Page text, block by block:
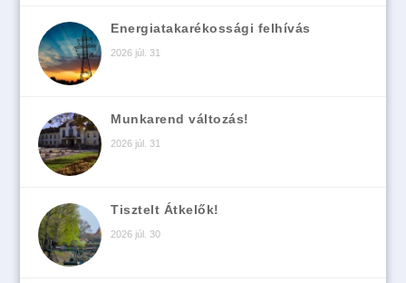
Energiatakarékossági felhívás
2026 júl. 31
Munkarend változás!
2026 júl. 31
Tisztelt Átkelők!
2026 júl. 30